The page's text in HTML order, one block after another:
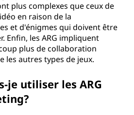
plus complexes que ceux de
en raison de la
et d'énigmes qui doivent être
Enfin, les ARG impliquent
plus de collaboration
les autres types de jeux.
je utiliser les ARG